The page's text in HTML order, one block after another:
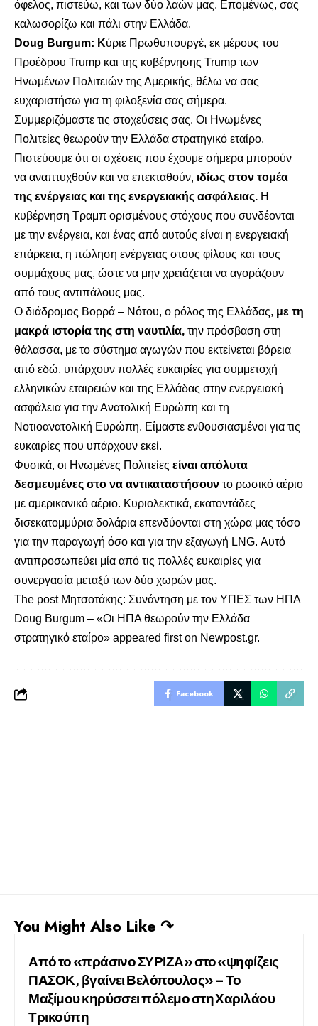
όφελος, πιστεύω, και των δύο λαών μας. Επομένως, σας
καλωσορίζω και πάλι στην Ελλάδα.
Doug Burgum: Κύριε Πρωθυπουργέ, εκ μέρους του
Προέδρου Trump και της κυβέρνησης Trump των
Ηνωμένων Πολιτειών της Αμερικής, θέλω να σας
ευχαριστήσω για τη φιλοξενία σας σήμερα.
Συμμεριζόμαστε τις στοχεύσεις σας. Οι Ηνωμένες
Πολιτείες θεωρούν την Ελλάδα στρατηγικό εταίρο.
Πιστεύουμε ότι οι σχέσεις που έχουμε σήμερα μπορούν
να αναπτυχθούν και να επεκταθούν, ιδίως στον τομέα
της ενέργειας και της ενεργειακής ασφάλειας. Η
κυβέρνηση Τραμπ ορισμένους στόχους που συνδέονται
με την ενέργεια, και ένας από αυτούς είναι η ενεργειακή
επάρκεια, η πώληση ενέργειας στους φίλους και τους
συμμάχους μας, ώστε να μην χρειάζεται να αγοράζουν
από τους αντιπάλους μας.
Ο διάδρομος Βορρά – Νότου, ο ρόλος της Ελλάδας, με τη
μακρά ιστορία της στη ναυτιλία, την πρόσβαση στη
θάλασσα, με το σύστημα αγωγών που εκτείνεται βόρεια
από εδώ, υπάρχουν πολλές ευκαιρίες για συμμετοχή
ελληνικών εταιρειών και της Ελλάδας στην ενεργειακή
ασφάλεια για την Ανατολική Ευρώπη και τη
Νοτιοανατολική Ευρώπη. Είμαστε ενθουσιασμένοι για τις
ευκαιρίες που υπάρχουν εκεί.
Φυσικά, οι Ηνωμένες Πολιτείες είναι απόλυτα
δεσμευμένες στο να αντικαταστήσουν το ρωσικό αέριο
με αμερικανικό αέριο. Κυριολεκτικά, εκατοντάδες
δισεκατομμύρια δολάρια επενδύονται στη χώρα μας τόσο
για την παραγωγή όσο και για την εξαγωγή LNG. Αυτό
αντιπροσωπεύει μία από τις πολλές ευκαιρίες για
συνεργασία μεταξύ των δύο χωρών μας.
The post Μητσοτάκης: Συνάντηση με τον ΥΠΕΣ των ΗΠΑ
Doug Burgum – «Οι ΗΠΑ θεωρούν την Ελλάδα
στρατηγικό εταίρο» appeared first on Newpost.gr.
Facebook
You Might Also Like ↷
Από το «πράσινο ΣΥΡΙΖΑ» στο «ψηφίζεις
ΠΑΣΟΚ, βγαίνει Βελόπουλος» – Το
Μαξίμου κηρύσσει πόλεμο στη Χαριλάου
Τρικούπη